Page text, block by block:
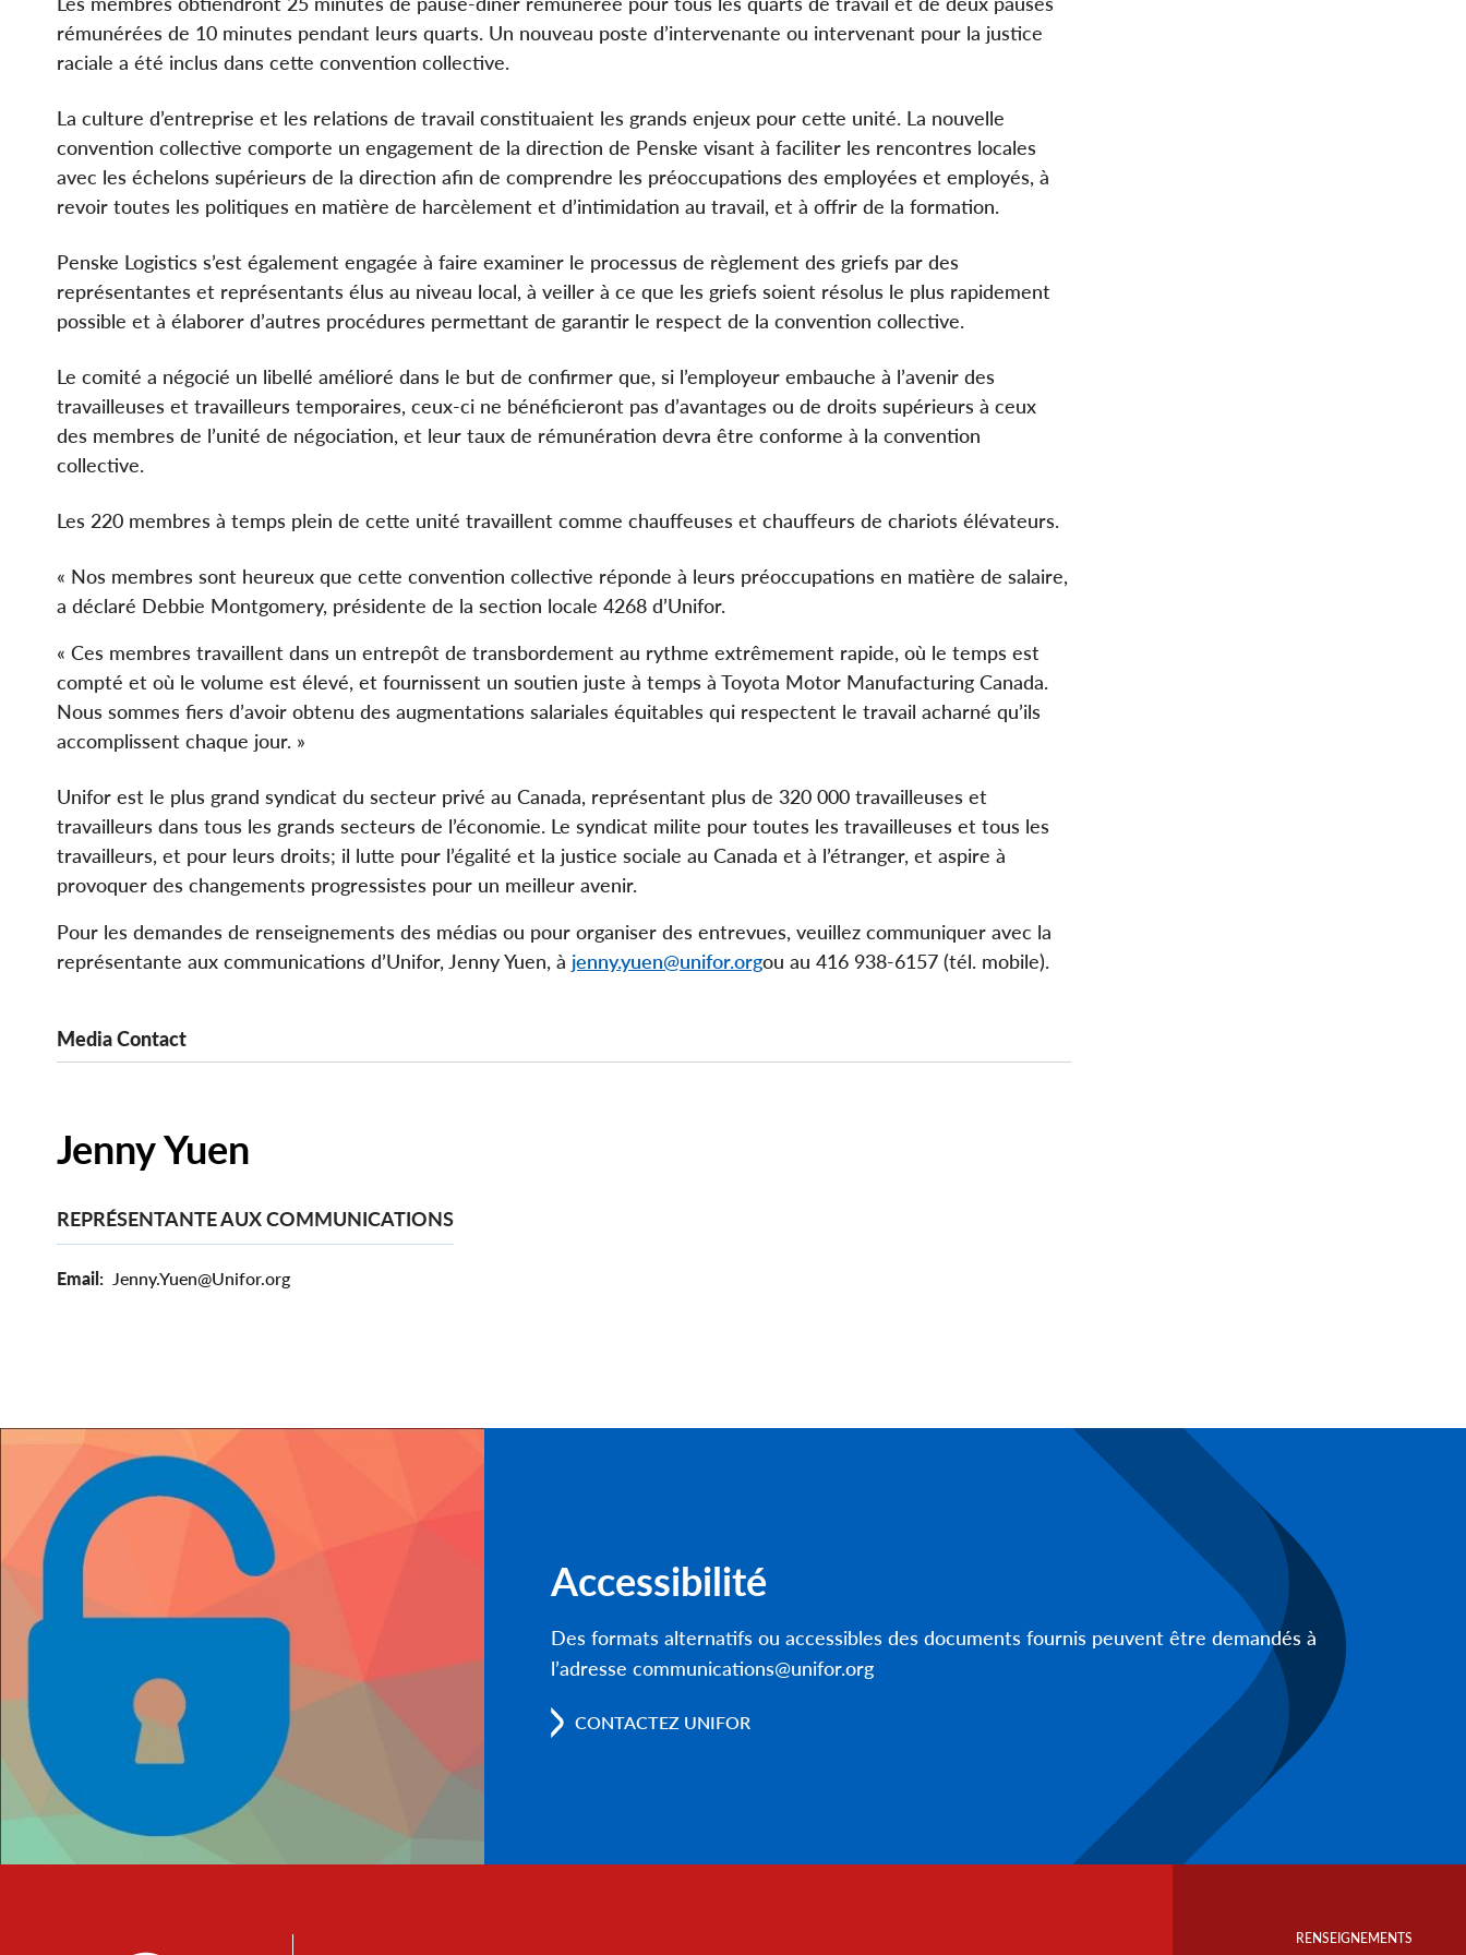
rémunérées de 10 minutes pendant leurs quarts. Un nouveau poste d’intervenante ou intervenant pour la justice
raciale a été inclus dans cette convention collective.
La culture d’entreprise et les relations de travail constituaient les grands enjeux pour cette unité. La nouvelle
convention collective comporte un engagement de la direction de Penske visant à faciliter les rencontres locales
avec les échelons supérieurs de la direction afin de comprendre les préoccupations des employées et employés, à
revoir toutes les politiques en matière de harcèlement et d’intimidation au travail, et à offrir de la formation.
Penske Logistics s’est également engagée à faire examiner le processus de règlement des griefs par des
représentantes et représentants élus au niveau local, à veiller à ce que les griefs soient résolus le plus rapidement
possible et à élaborer d’autres procédures permettant de garantir le respect de la convention collective.
Le comité a négocié un libellé amélioré dans le but de confirmer que, si l’employeur embauche à l’avenir des
travailleuses et travailleurs temporaires, ceux-ci ne bénéficieront pas d’avantages ou de droits supérieurs à ceux
des membres de l’unité de négociation, et leur taux de rémunération devra être conforme à la convention
collective.
Les 220 membres à temps plein de cette unité travaillent comme chauffeuses et chauffeurs de chariots élévateurs.
« Nos membres sont heureux que cette convention collective réponde à leurs préoccupations en matière de salaire,
a déclaré Debbie Montgomery, présidente de la section locale 4268 d’Unifor.
« Ces membres travaillent dans un entrepôt de transbordement au rythme extrêmement rapide, où le temps est
compté et où le volume est élevé, et fournissent un soutien juste à temps à Toyota Motor Manufacturing Canada.
Nous sommes fiers d’avoir obtenu des augmentations salariales équitables qui respectent le travail acharné qu’ils
accomplissent chaque jour. »
Unifor est le plus grand syndicat du secteur privé au Canada, représentant plus de 320 000 travailleuses et
travailleurs dans tous les grands secteurs de l’économie. Le syndicat milite pour toutes les travailleuses et tous les
travailleurs, et pour leurs droits; il lutte pour l’égalité et la justice sociale au Canada et à l’étranger, et aspire à
provoquer des changements progressistes pour un meilleur avenir.
Pour les demandes de renseignements des médias ou pour organiser des entrevues, veuillez communiquer avec la
représentante aux communications d’Unifor, Jenny Yuen, à jenny.yuen@unifor.orgou au 416 938-6157 (tél. mobile).
Media Contact
Jenny Yuen
REPRÉSENTANTE AUX COMMUNICATIONS
Email Jenny.Yuen@Unifor.org
Accessibilité
Des formats alternatifs ou accessibles des documents fournis peuvent être demandés à
l’adresse communications@unifor.org
CONTACTEZ UNIFOR
RENSEIGNEMENTS